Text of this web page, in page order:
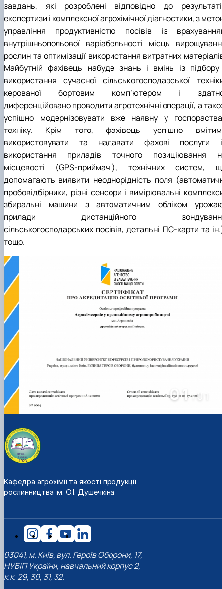
завдань, які розроблені відповідно до
експертизи і комплексної агрохімічної діагностики, з
управління продуктивністю посівів із
внутрішньопольової варіабельності місць
рослин та оптимізації використання витратних
Майбутній фахівець набуде знань і вмінь із підбору
використання сучасної сільськогосподарської
керованої бортовим комп’ютером і
диференційовано проводити агротехнічні операції, а
успішно модернізовувати вже наявну у
техніку. Крім того, фахівець успішно
використовувати та надавати фахові послуги
використання приладів точного позиціювання
місцевості (GPS-приймачі), технічних систем,
допомагають виявити неоднорідність поля
пробовідбірники, різні сенсори і вимірювальні
збиральні машини з автоматичним обліком
прилади дистанційного
сільськогосподарських посівів, детальні ГІС-карти та
тощо.
01/01
Кафедра агрохімії та якості продукції
рослинництва ім. О.І. Душечкіна
03041, м. Київ, вул. Героїв Оборони, 17,
НУБіП України, навчальний корпус 2,
к.к. 29, 30, 31, 32.